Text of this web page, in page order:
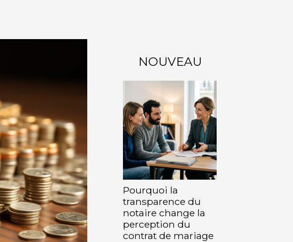
NOUVEAU
Pourquoi la
transparence du
notaire change la
perception du
contrat de mariage